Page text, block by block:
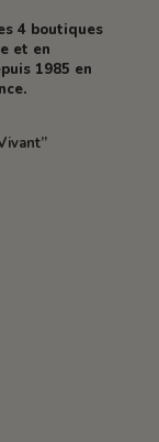
4 boutiques
et en
1985 en